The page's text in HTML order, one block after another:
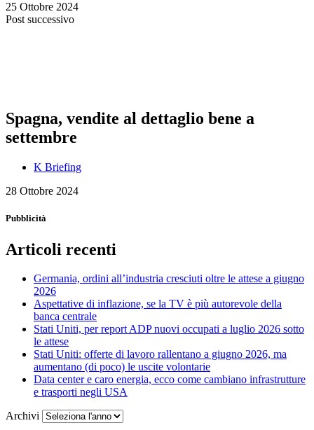
25 Ottobre 2024
Post successivo
Spagna, vendite al dettaglio bene a
settembre
K Briefing
28 Ottobre 2024
Pubblicità
Articoli recenti
Germania, ordini all’industria cresciuti oltre le attese a giugno
2026
Aspettative di inflazione, se la TV è più autorevole della
banca centrale
Stati Uniti, per report ADP nuovi occupati a luglio 2026 sotto
le attese
Stati Uniti: offerte di lavoro rallentano a giugno 2026, ma
aumentano (di poco) le uscite volontarie
Data center e caro energia, ecco come cambiano infrastrutture
e trasporti negli USA
Archivi